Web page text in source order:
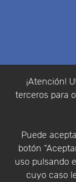
¡Atención!
terceros para
Puede
botón
uso pulsando
cuyo caso